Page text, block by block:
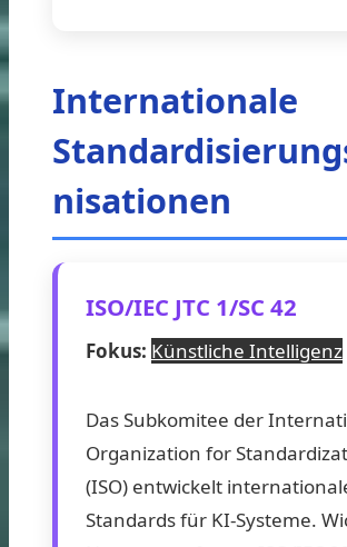
Internationale
nisationen
ISO/IEC JTC 1/SC 42
Fokus: Künstliche Intelligenz
Das Subkomitee der
Organization for
(ISO) entwickelt
Standards für KI-Systeme.